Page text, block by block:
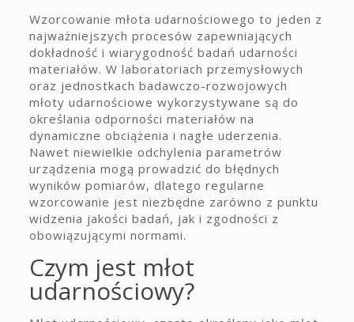
Wzorcowanie młota udarnościowego to jeden z
najważniejszych procesów zapewniających
dokładność i wiarygodność badań udarności
materiałów. W laboratoriach przemysłowych
oraz jednostkach badawczo-rozwojowych
młoty udarnościowe wykorzystywane są do
określania odporności materiałów na
dynamiczne obciążenia i nagłe uderzenia.
Nawet niewielkie odchylenia parametrów
urządzenia mogą prowadzić do błędnych
wyników pomiarów, dlatego regularne
wzorcowanie jest niezbędne zarówno z punktu
widzenia jakości badań, jak i zgodności z
obowiązującymi normami.
Czym jest młot
udarnościowy?